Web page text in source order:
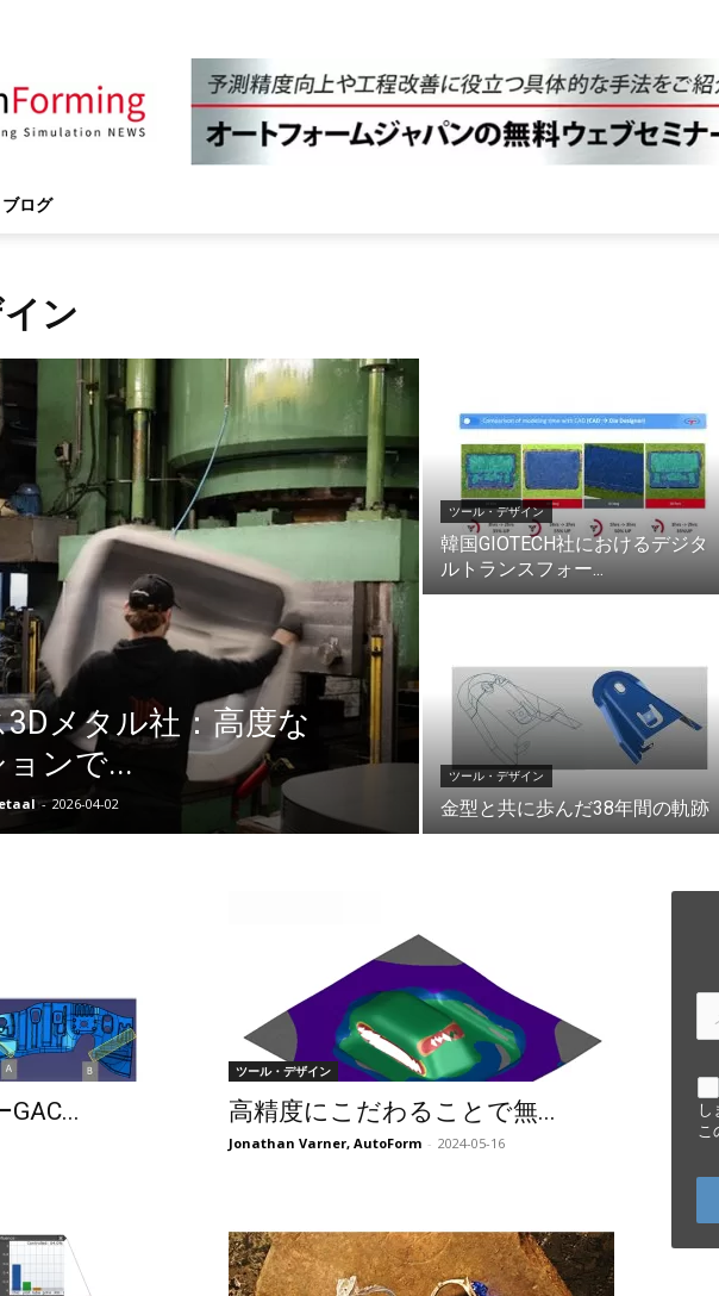
ブログ
ン
メタル社：高度な
ンで...
- 2026-04-02
ツール・デザイン
韓国GIOTECH社におけるデジタ
ルトランスフォー...
ツール・デザイン
金型と共に歩んだ38年間の軌跡
ツール・デザイン
高精度にこだわることで無...
Jonathan Varner, AutoForm - 2024-05-16
し
こ